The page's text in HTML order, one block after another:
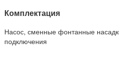
Комплектация
Насос, сменные фонтанные
подключения